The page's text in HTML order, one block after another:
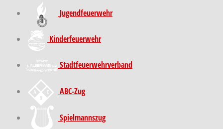
Jugendfeuerwehr
Kinder­feuer­wehr
Stadt­feuer­wehr­verband
ABC-Zug
Spielmannszug